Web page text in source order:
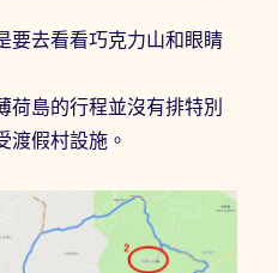
要去看看巧克力山和眼睛
荷島的行程並沒有排特別
渡假村設施。